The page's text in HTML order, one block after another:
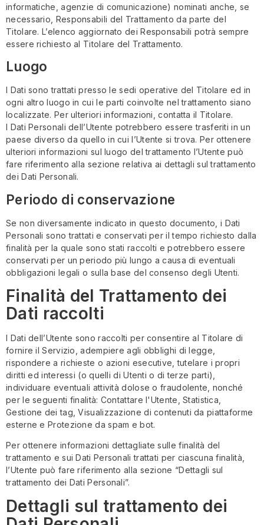
informatiche, agenzie di comunicazione) nominati anche, se
necessario, Responsabili del Trattamento da parte del
Titolare. L’elenco aggiornato dei Responsabili potrà sempre
essere richiesto al Titolare del Trattamento.
Luogo
I Dati sono trattati presso le sedi operative del Titolare ed in
ogni altro luogo in cui le parti coinvolte nel trattamento siano
localizzate. Per ulteriori informazioni, contatta il Titolare.
I Dati Personali dell’Utente potrebbero essere trasferiti in un
paese diverso da quello in cui l’Utente si trova. Per ottenere
ulteriori informazioni sul luogo del trattamento l’Utente può
fare riferimento alla sezione relativa ai dettagli sul trattamento
dei Dati Personali.
Periodo di conservazione
Se non diversamente indicato in questo documento, i Dati
Personali sono trattati e conservati per il tempo richiesto dalla
finalità per la quale sono stati raccolti e potrebbero essere
conservati per un periodo più lungo a causa di eventuali
obbligazioni legali o sulla base del consenso degli Utenti.
Finalità del Trattamento dei
Dati raccolti
I Dati dell’Utente sono raccolti per consentire al Titolare di
fornire il Servizio, adempiere agli obblighi di legge,
rispondere a richieste o azioni esecutive, tutelare i propri
diritti ed interessi (o quelli di Utenti o di terze parti),
individuare eventuali attività dolose o fraudolente, nonché
per le seguenti finalità: Contattare l'Utente, Statistica,
Gestione dei tag, Visualizzazione di contenuti da piattaforme
esterne e Protezione da spam e bot.
Per ottenere informazioni dettagliate sulle finalità del
trattamento e sui Dati Personali trattati per ciascuna finalità,
l’Utente può fare riferimento alla sezione “Dettagli sul
trattamento dei Dati Personali”.
Dettagli sul trattamento dei